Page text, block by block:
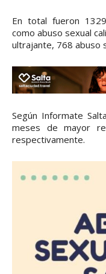
En total fueron
como abuso sexual
ultrajante, 768 abuso
Según Informate
meses de mayor
respectivamente.